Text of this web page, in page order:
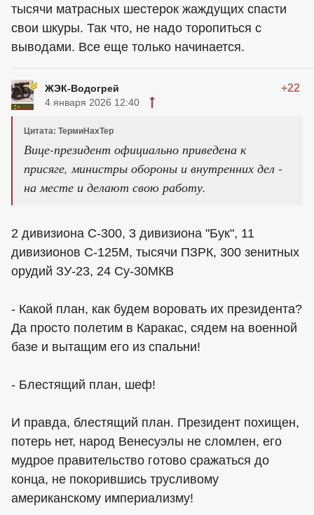
тысячи матрасных шестерок жаждущих спасти
свои шкуры. Так что, не надо торопиться с
выводами. Все еще только начинается.
ЖЭК-Водогрей +22
4 января 2026 12:40
Цитата: ТермиНахТер
Вице-президент официально приведена к
присяге, министры обороны и внутренних дел -
на месте и делают свою работу.
2 дивизиона С-300, 3 дивизиона "Бук", 11
дивизионов С-125М, тысячи ПЗРК, 300 зенитных
орудий ЗУ-23, 24 Су-30МКВ
- Какой план, как будем воровать их президента?
Да просто полетим в Каракас, сядем на военной
базе и вытащим его из спальни!
- Блестящий план, шеф!
И правда, блестящий план. Президент похищен,
потерь нет, народ Венесуэлы не сломлен, его
мудрое правительство готово сражаться до
конца, не покорившись трусливому
американскому империализму!